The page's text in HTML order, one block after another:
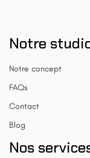
Notre
Notre concept
FAQs
Contact
Blog
Nos